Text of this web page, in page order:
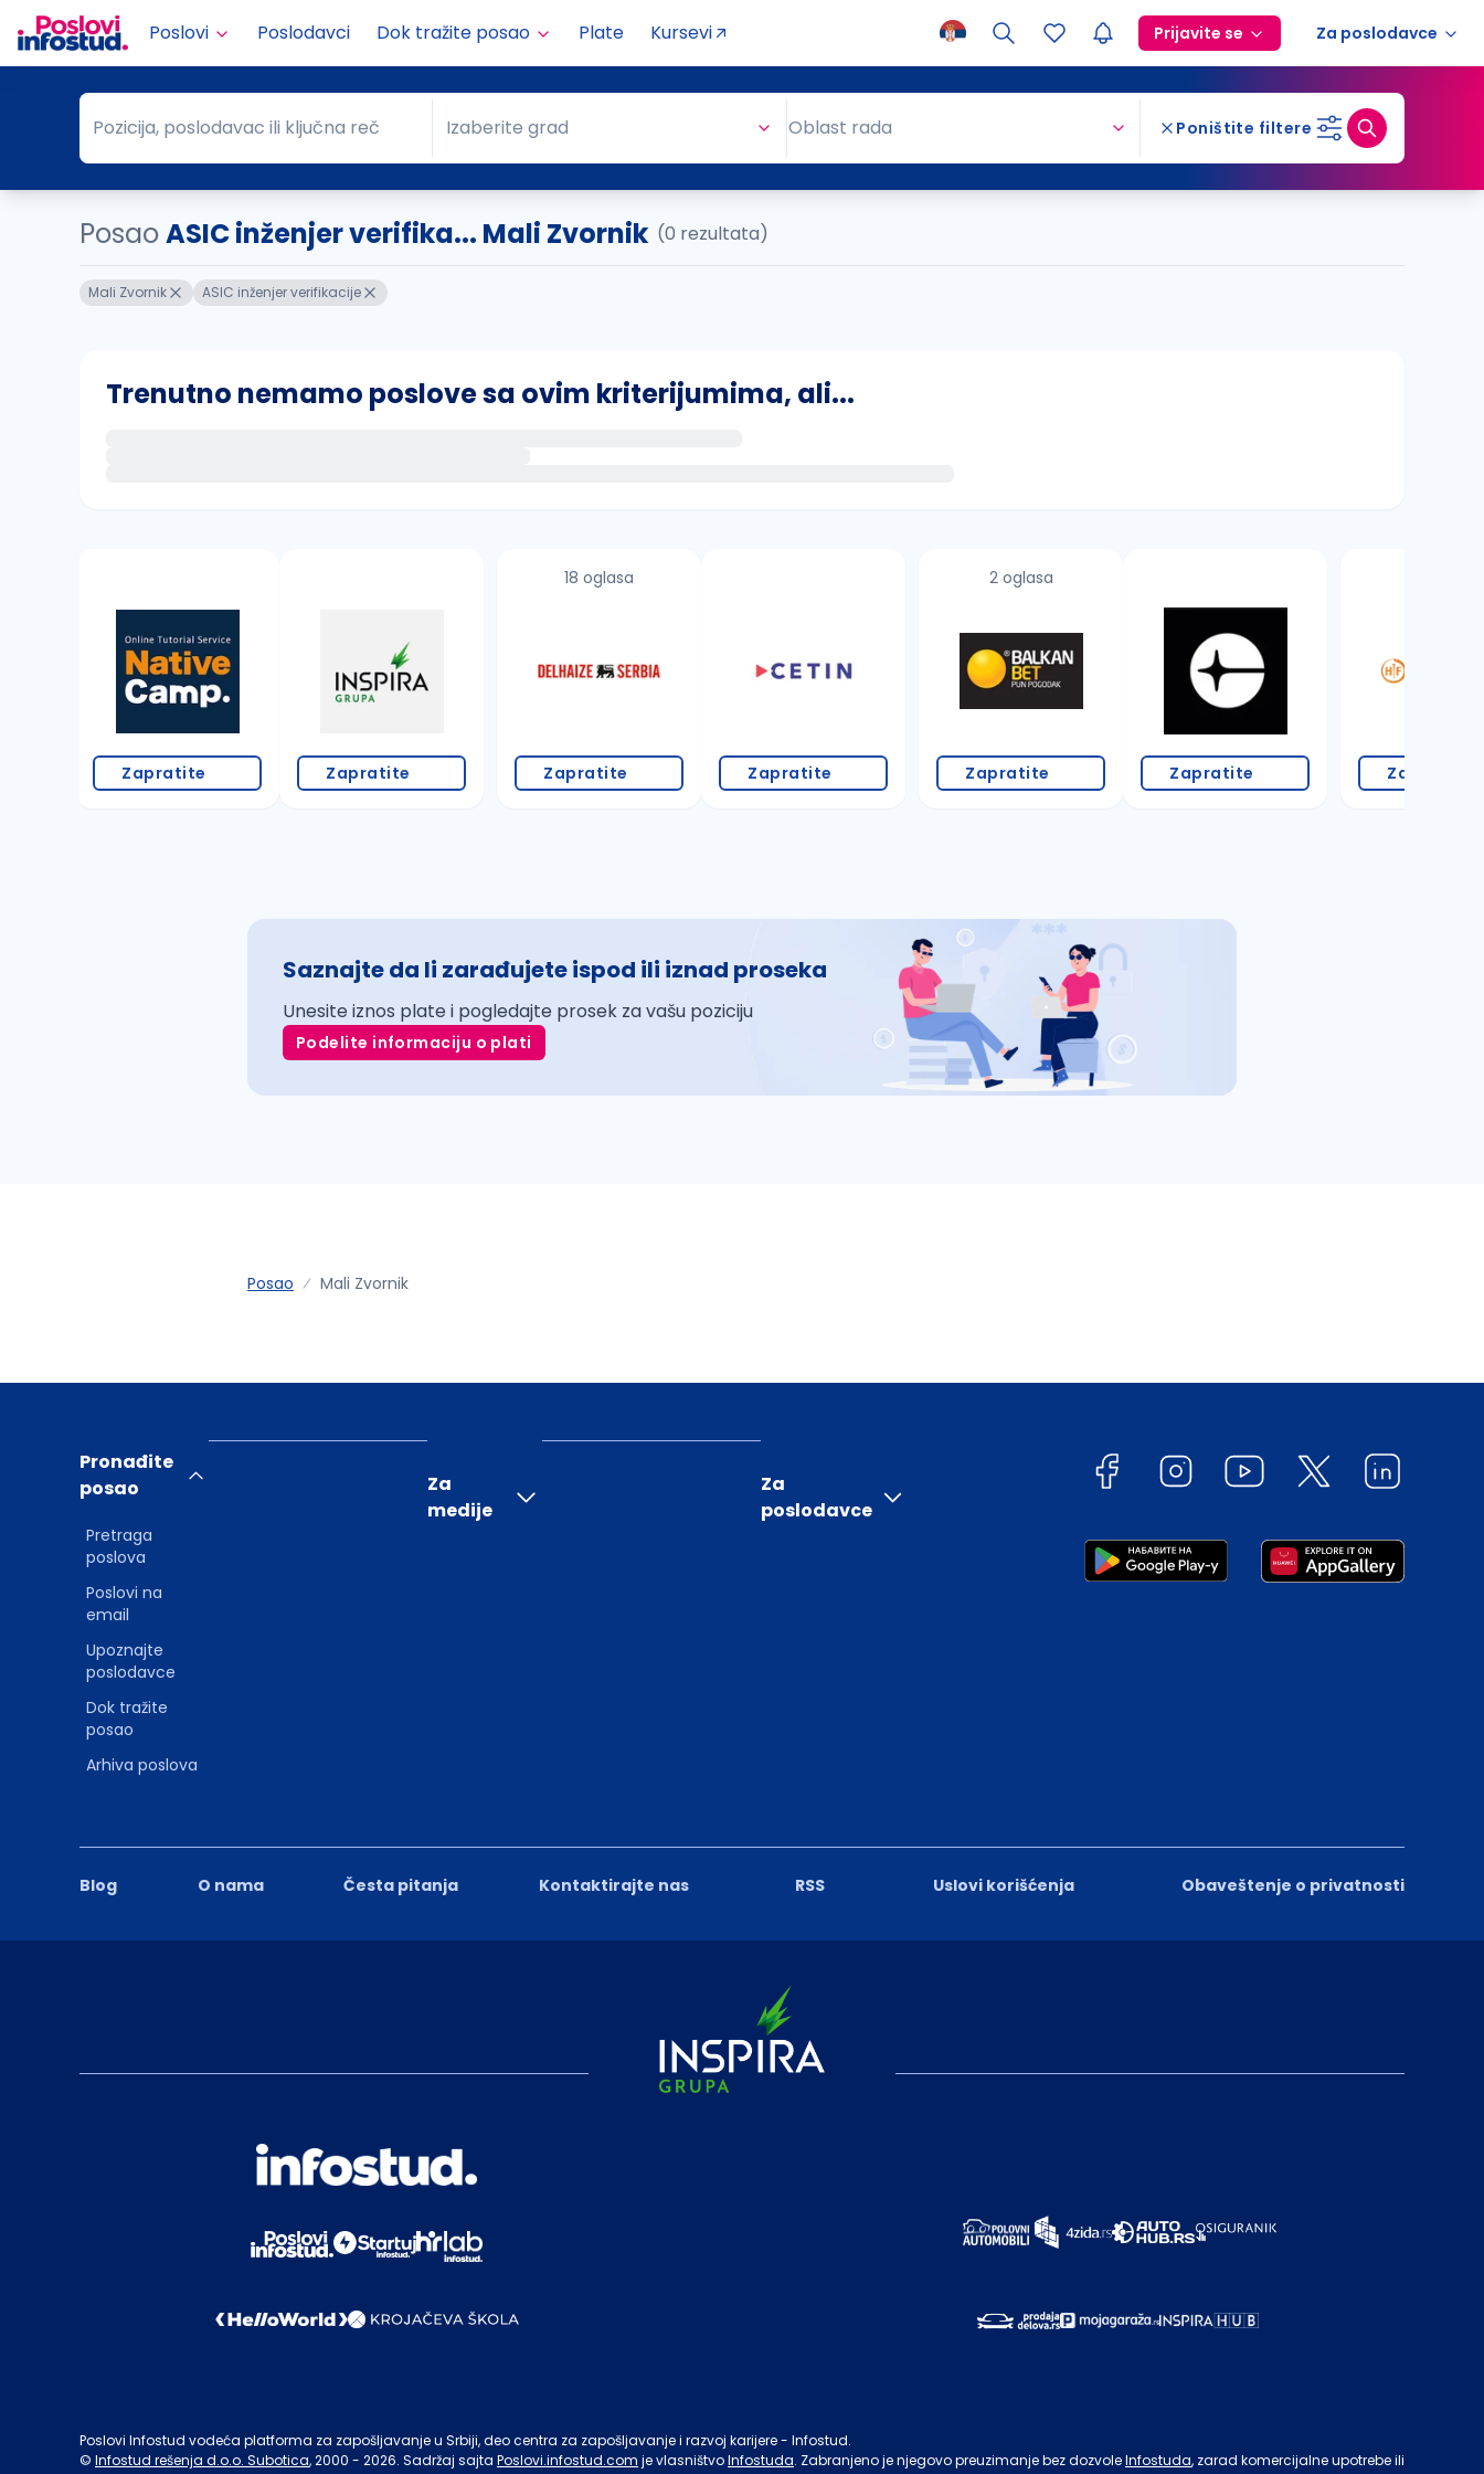
Poslovi Poslodavci Dok tražite posao Plate Kursevi Prijavite se Za poslodavce
Pozicija, poslodavac ili ključna reč
Pozicija, poslodavac ili ključna reč Grad
Izaberite grad Oblast rada Poništite filtere
PosaoASIC inženjer verifika... Mali Zvornik (0 rezultata)
Mali Zvornik ASIC inženjer verifikacije
Trenutno nemamo poslove sa ovim kriterijumima, ali...
proverite pravopisne greške (koristite č, ć, š, đ, ž, dž)
povećajte radijus za odabrani grad
Zapratite Zapratite
18 oglasa
Zapratite Zapratite
2 oglasa
Zapratite Zapratite Zapratite
Saznajte da li zarađujete ispod ili iznad proseka
Unesite iznos plate i pogledajte prosek za vašu poziciju
Podelite informaciju o plati
Posao Mali Zvornik
Blog O nama Česta pitanja Kontaktirajte nas RSS Uslovi korišćenja Obaveštenje o privatnosti
Pronađite
posao
Pretraga
poslova
Poslovi na
email
Upoznajte
poslodavce
Dok tražite
posao
Arhiva poslova
Za
medije
Za
poslodavce
Poslovi Infostud vodeća platforma za zapošljavanje u Srbiji, deo centra za zapošljavanje i razvoj karijere - Infostud.
© Infostud rešenja d.o.o. Subotica, 2000 - 2026. Sadržaj sajta Poslovi.infostud.com je vlasništvoInfostuda. Zabranjeno je njegovo preuzimanje bez dozvoleInfostuda, zarad komercijalne upotrebe ili